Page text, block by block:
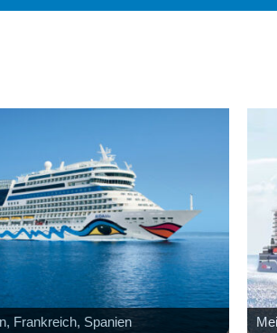
Frankreich, Spanien